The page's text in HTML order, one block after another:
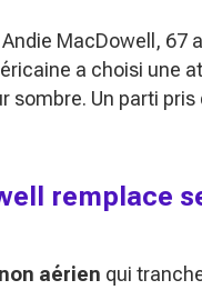
Andie MacDowell, 67
a choisi une
sombre. Un parti pris
remplace
aérien qui